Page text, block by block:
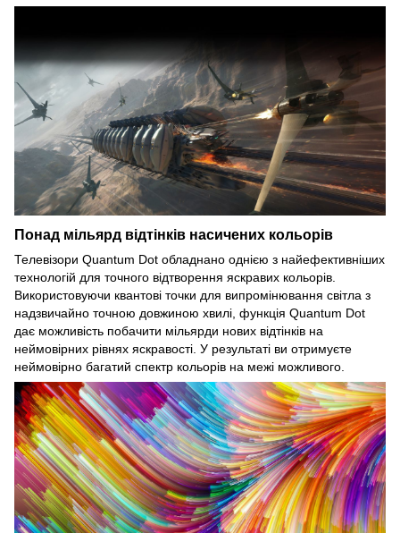
Понад мільярд відтінків насичених кольорів
Телевізори Quantum Dot обладнано однією з найефективніших
технологій для точного відтворення яскравих кольорів.
Використовуючи квантові точки для випромінювання світла з
надзвичайно точною довжиною хвилі, функція Quantum Dot
дає можливість побачити мільярди нових відтінків на
неймовірних рівнях яскравості. У результаті ви отримуєте
неймовірно багатий спектр кольорів на межі можливого.